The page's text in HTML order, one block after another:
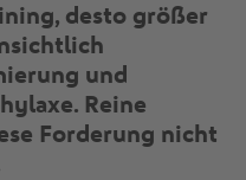
desto größer
und
Reine
Forderung nicht